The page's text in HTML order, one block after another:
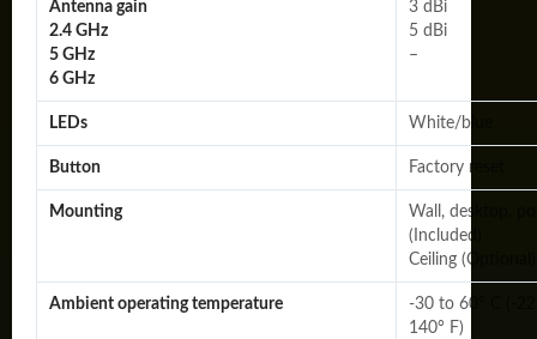
Antenna gain
2.4 GHz
5 GHz
6 GHz
3 dBi
5 dBi
–
LEDs White/blue
Button Factory reset
Mounting
Wall, desktop,
(Included)
Ceiling (Optional)
Ambient operating temperature
-30 to 60° C (-
140° F)